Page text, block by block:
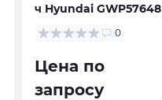
ч Hyundai GWP57648
0
Цена по
запросу